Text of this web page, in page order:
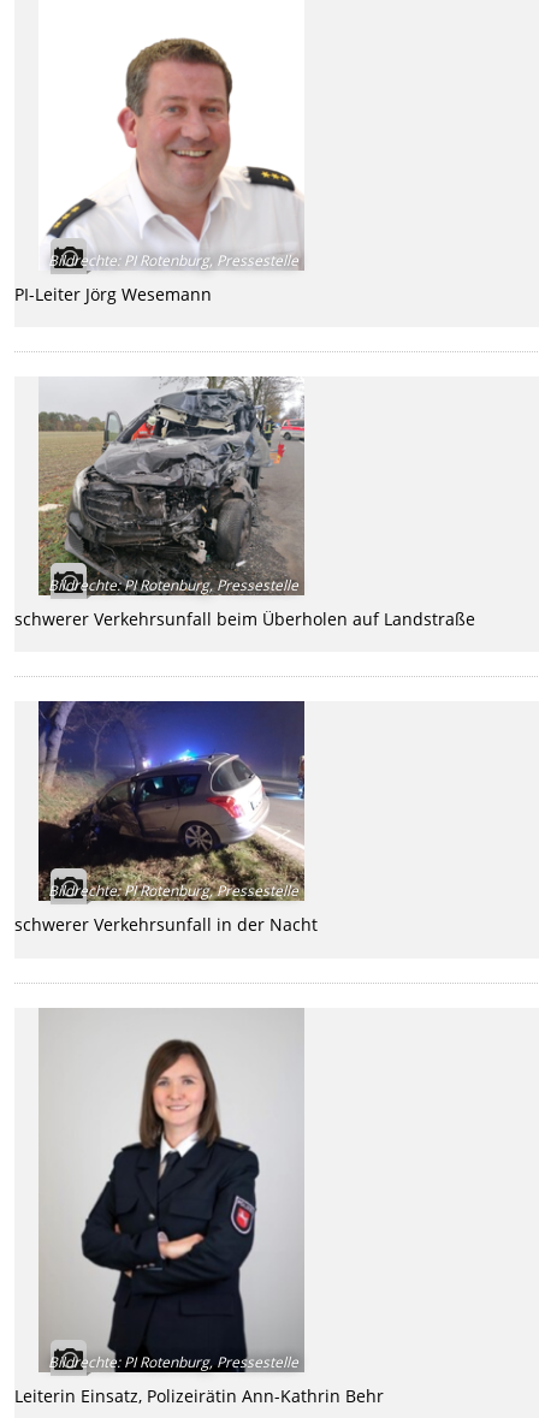
Bildrechte:PI Rotenburg, Pressestelle
PI-Leiter Jörg Wesemann
Bildrechte:PI Rotenburg, Pressestelle
schwerer Verkehrsunfall beim Überholen auf Landstraße
Bildrechte:PI Rotenburg, Pressestelle
schwerer Verkehrsunfall in der Nacht
Bildrechte:PI Rotenburg, Pressestelle
Leiterin Einsatz, Polizeirätin Ann-Kathrin Behr